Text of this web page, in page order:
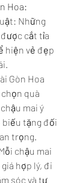
Hoa:
Những
cắt tỉa
hiện vẻ đẹp
Gòn Hoa
quà
mai ý
biếu tặng đối
trọng.
chậu mai
hợp lý, đi
sóc và tư